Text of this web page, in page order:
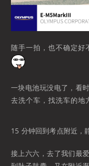
随手一拍，也不确定好
一块电池玩没电了，看
去洗个车，找洗车的地
15 分钟回到考点附近，
接上六六，去了我们最